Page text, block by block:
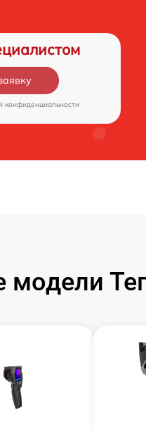
конфиденциальности